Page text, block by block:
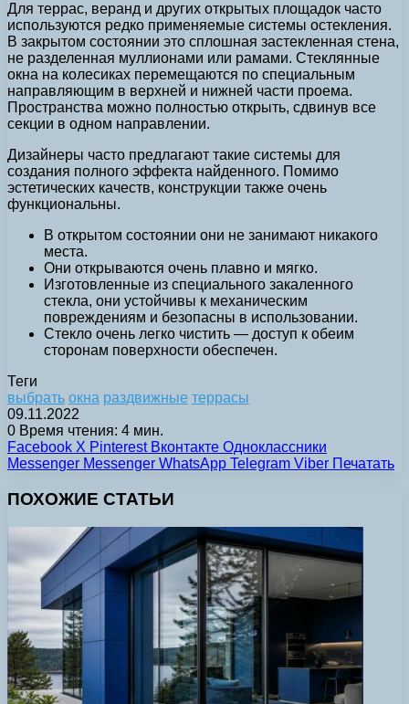
Для террас, веранд и других открытых площадок часто
используются редко применяемые системы остекления.
В закрытом состоянии это сплошная застекленная стена,
не разделенная муллионами или рамами. Стеклянные
окна на колесиках перемещаются по специальным
направляющим в верхней и нижней части проема.
Пространства можно полностью открыть, сдвинув все
секции в одном направлении.
Дизайнеры часто предлагают такие системы для
создания полного эффекта найденного. Помимо
эстетических качеств, конструкции также очень
функциональны.
В открытом состоянии они не занимают никакого
места.
Они открываются очень плавно и мягко.
Изготовленные из специального закаленного
стекла, они устойчивы к механическим
повреждениям и безопасны в использовании.
Стекло очень легко чистить — доступ к обеим
сторонам поверхности обеспечен.
Теги
выбрать окна раздвижные террасы
09.11.2022
0 Время чтения: 4 мин.
Facebook X Pinterest Вконтакте Одноклассники
Messenger Messenger WhatsApp Telegram Viber Печатать
ПОХОЖИЕ СТАТЬИ